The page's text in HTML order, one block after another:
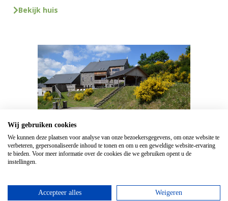
Bekijk huis
Le Lodge à 8 Brins
en privébadkamers
Wij gebruiken cookies
We kunnen deze plaatsen voor analyse van onze bezoekersgegevens, om onze website te
verbeteren, gepersonaliseerde inhoud te tonen en om u een geweldige website-ervaring
te bieden. Voor meer informatie over de cookies die we gebruiken opent u de
instellingen.
Accepteer alles Weigeren